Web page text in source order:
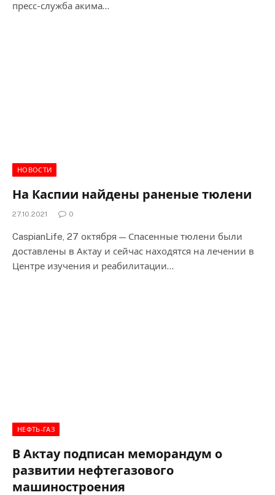
пресс-служба акима…
НОВОСТИ
На Каспии найдены раненые тюлени
27.10.2021 0
CaspianLife, 27 октября — Спасенные тюлени были
доставлены в Актау и сейчас находятся на лечении в
Центре изучения и реабилитации…
НЕФТЬ-ГАЗ
В Актау подписан меморандум о
развитии нефтегазового
машиностроения